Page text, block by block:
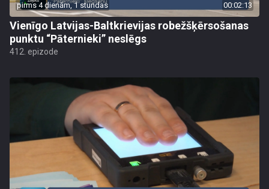
pirms 4 dienām, 1 stundas 00:02:13
Vienīgo Latvijas-Baltkrievijas robežšķērsošanas
punktu “Pāternieki” neslēgs
412. epizode